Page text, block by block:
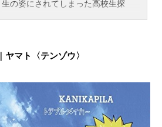
生の姿にされてしまった高校生探
き、数々の難事件をその推理力で解
は同じ。真実はいつもひとつ！」作
品名名探偵コナン放送形態TVアニメ
スケジュール1996年1月8日（月）～
毎週土曜18:00 読売テレビ・日本テ
｜ヤマト〈テンゾウ〉